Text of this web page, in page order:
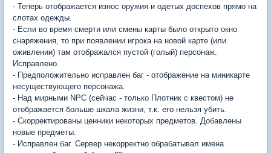
- Теперь отображается износ оружия и одетых доспехов прямо на
слотах одежды.
- Если во время смерти или смены карты было открыто окно
снаряжения, то при появлении игрока на новой карте (или
оживлении) там отображался пустой (голый) персонаж.
Исправлено.
- Предположительно исправлен баг - отображение на миникарте
несуществующего персонажа.
- Над мирными NPC (сейчас - только Плотник с квестом) не
отображается больше шкала жизни, т.к. его нельзя убить.
- Скорректированы ценники некоторых предметов. Добавлены
новые предметы.
- Исправлен баг. Сервер некорректно обрабатывал имена